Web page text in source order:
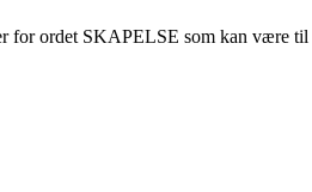
for ordet SKAPELSE som kan være til